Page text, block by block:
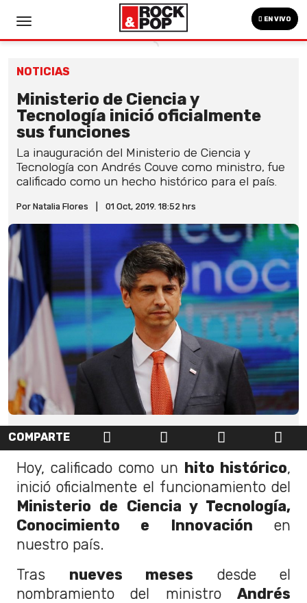
EN VIVO
NOTICIAS
Ministerio de Ciencia y
Tecnología inició oficialmente
sus funciones
La inauguración del Ministerio de Ciencia y
Tecnología con Andrés Couve como ministro, fue
calificado como un hecho histórico para el país.
Por Natalia Flores 01 Oct, 2019. 18:52 hrs
COMPARTE
Hoy, calificado como un hito histórico,
inició oficialmente el funcionamiento del
Ministerio de Ciencia y Tecnología,
Conocimiento e Innovación en
nuestro país.
Tras nueves meses desde el
nombramiento del ministro Andrés